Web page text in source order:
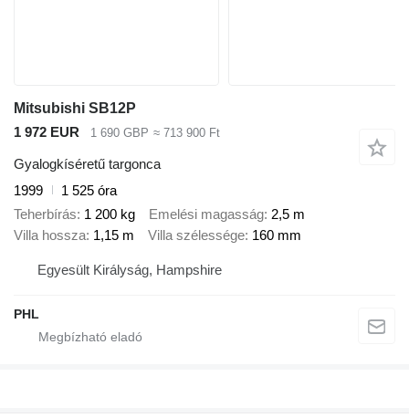
Mitsubishi SB12P
1 972 EUR
1 690 GBP ≈ 713 900 Ft
Gyalogkíséretű targonca
1999
1 525 óra
Teherbírás 1 200 kg Emelési magasság 2,5 m
Villa hossza 1,15 m Villa szélessége 160 mm
Egyesült Királyság, Hampshire
PHL